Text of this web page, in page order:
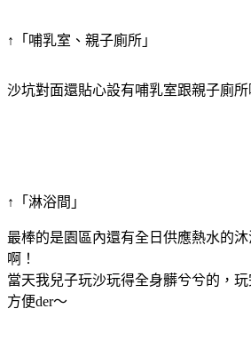
↑「哺乳室、親子廁所」
沙坑對面還貼心設有哺乳室跟親子廁所
↑「淋浴間」
最棒的是園區內還有全日供應熱水的
啊！
當天我兒子玩沙玩得全身髒兮兮的，
方便der～